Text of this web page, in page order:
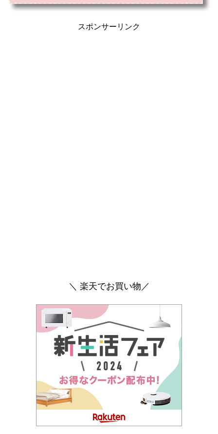
本店）。日本橋千疋屋総本店の“こだわりへの想い”は、時代ととも...
スポンサーリンク
＼ 楽天でお買い物／